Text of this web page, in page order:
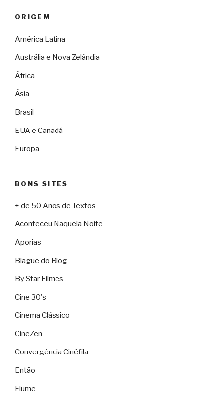
ORIGEM
América Latina
Austrália e Nova Zelândia
África
Ásia
Brasil
EUA e Canadá
Europa
BONS SITES
+ de 50 Anos de Textos
Aconteceu Naquela Noite
Aporias
Blague do Blog
By Star Filmes
Cine 30's
Cinema Clássico
CineZen
Convergência Cinéfila
Então
Fiume